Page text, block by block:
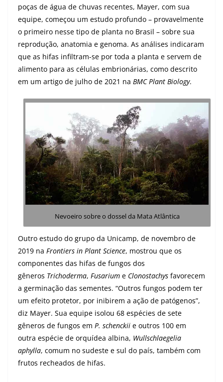
poças de água de chuvas recentes, Mayer, com sua
equipe, começou um estudo profundo – provavelmente
o primeiro nesse tipo de planta no Brasil – sobre sua
reprodução, anatomia e genoma. As análises indicaram
que as hifas infiltram-se por toda a planta e servem de
alimento para as células embrionárias, como descrito
em um artigo de julho de 2021 na BMC Plant Biology.
Nevoeiro sobre o dossel da Mata Atlântica
Outro estudo do grupo da Unicamp, de novembro de
2019 na Frontiers in Plant Science, mostrou que os
componentes das hifas de fungos dos
gêneros Trichoderma, Fusarium e Clonostachys favorecem
a germinação das sementes. “Outros fungos podem ter
um efeito protetor, por inibirem a ação de patógenos”,
diz Mayer. Sua equipe isolou 68 espécies de sete
gêneros de fungos em P. schenckii e outros 100 em
outra espécie de orquídea albina, Wullschlaegelia
aphylla, comum no sudeste e sul do país, também com
frutos recheados de hifas.